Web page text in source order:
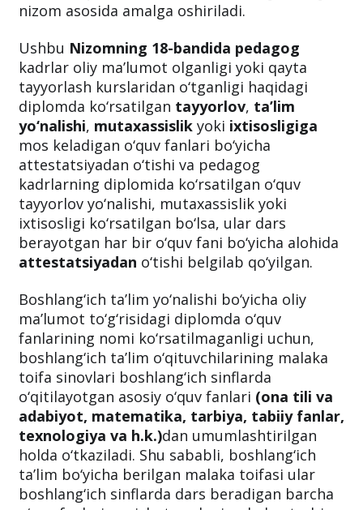
professional va maktabdan tashqari ta’lim
attestatsiyadan o‘tkazish tartibi to‘g‘risidagi
nizom asosida amalga oshiriladi.
UshbuNizomning 18-bandida pedagog
kadrlar oliy ma’lumot olganligi yoki qayta
tayyorlash kurslaridan o‘tganligi haqidagi
diplomda ko‘rsatilgan tayyorlov,ta’lim
yo‘nalishi,mutaxassislikyokiixtisosligiga
mos keladigan o‘quv fanlari bo‘yicha
attestatsiyadan o‘tishi va pedagog
kadrlarning diplomida ko‘rsatilgan o‘quv
tayyorlov yo‘nalishi, mutaxassislik yoki
berayotgan har bir o‘quv fani bo‘yicha alohida
attestatsiyadano‘tishi belgilab qo‘yilgan.
Boshlang‘ich ta’lim yo‘nalishi bo‘yicha oliy
ma’lumot to‘g‘risidagi diplomda o‘quv
fanlarining nomi ko‘rsatilmaganligi uchun,
boshlang‘ich ta’lim o‘qituvchilarining malaka
toifa sinovlari boshlang‘ich sinflarda
o‘qitilayotgan asosiy o‘quv fanlari(ona tili va
adabiyot, matematika, tarbiya, tabiiy fanlar,
texnologiya va h.k.)dan umumlashtirilgan